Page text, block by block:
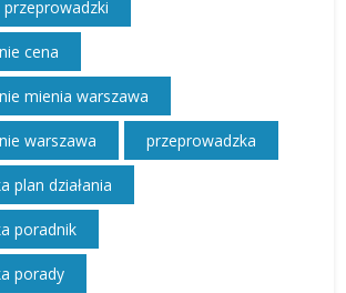
cena
mienia warszawa
warszawa przeprowadzka
plan działania
poradnik
porady